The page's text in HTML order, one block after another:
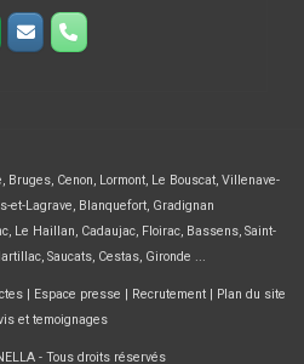
, Bruges, Cenon, Lormont, Le Bouscat, Villenave-
et-Lagrave, Blanquefort, Gradignan
, Le Haillan, Cadaujac, Floirac, Bassens, Saint-
, Saucats, Cestas, Gironde ...
| Espace presse | Recrutement | Plan du site
et temoignages
- Tous droits réservés